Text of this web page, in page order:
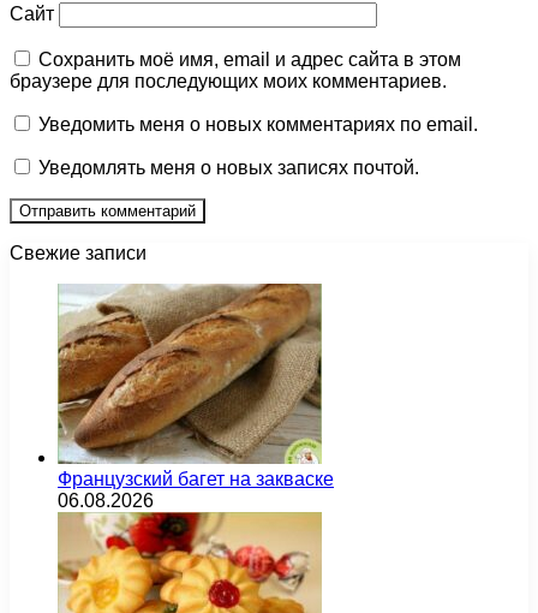
Сайт
Сохранить моё имя, email и адрес сайта в этом
браузере для последующих моих комментариев.
Уведомить меня о новых комментариях по email.
Уведомлять меня о новых записях почтой.
Свежие записи
Французский багет на закваске
06.08.2026